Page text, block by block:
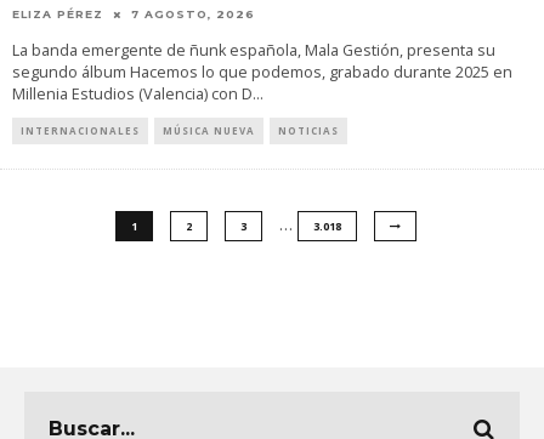
ELIZA PÉREZ 7 AGOSTO, 2026
La banda emergente de ñunk española, Mala Gestión, presenta su
segundo álbum Hacemos lo que podemos, grabado durante 2025 en
Millenia Estudios (Valencia) con D...
INTERNACIONALES MÚSICA NUEVA NOTICIAS
1 2 3 … 3.018